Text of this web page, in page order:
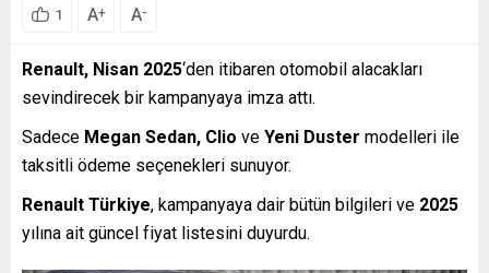
1 A+ A-
Renault, Nisan 2025‘den itibaren otomobil alacakları
sevindirecek bir kampanyaya imza attı.
Sadece Megan Sedan, Clio ve Yeni Duster modelleri ile
taksitli ödeme seçenekleri sunuyor.
Renault Türkiye, kampanyaya dair bütün bilgileri ve 2025
yılına ait güncel fiyat listesini duyurdu.